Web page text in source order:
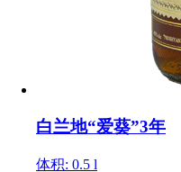
白兰地“爱葵”3年
体积: 0.5 l